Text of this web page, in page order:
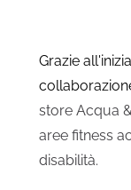
Grazie
store Acqua
aree fitness
disabilità.